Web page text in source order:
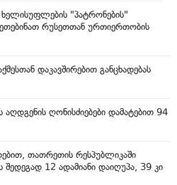
"პატრონების"
რუსეთთან ურთიერთობის
დაკავშირებით განცხადებას
აღდგენის ღონისძიებები დამატებით 94
თათრეთის რესპუბლიკაში
შედეგად 12 ადამიანი დაიღუპა, 39 კი